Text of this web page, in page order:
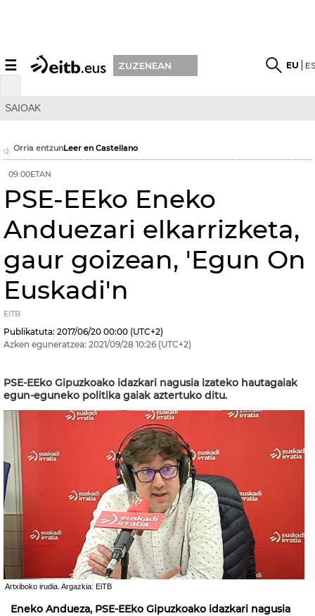
☰ ZUZENEAN EU
SAIOAK
Orria entzunLeer en Castellano
09:00ETAN
PSE-EEko Eneko
Anduezari elkarrizketa,
gaur goizean, 'Egun On
Euskadi'n
EITB
Publikatuta: 2017/06/20 00:00 (UTC+2)
Azken eguneratzea: 2021/09/28 10:26 (UTC+2)
PSE-EEko Gipuzkoako idazkari nagusia izateko hautagaiak
egun-eguneko politika gaiak aztertuko ditu.
Artxiboko irudia. Argazkia: EiTB
Eneko Andueza, PSE-EEko Gipuzkoako idazkari nagusia